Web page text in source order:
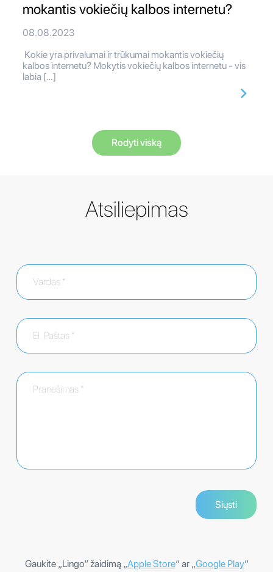
mokantis vokiečių kalbos internetu?
08.08.2023
Kokie yra privalumai ir trūkumai mokantis vokiečių
kalbos internetu? Mokytis vokiečių kalbos internetu - vis
labia […]
Rodyti viską
Atsiliepimas
Gaukite „Lingo“ žaidimą „Apple Store“ ar „Google Play“